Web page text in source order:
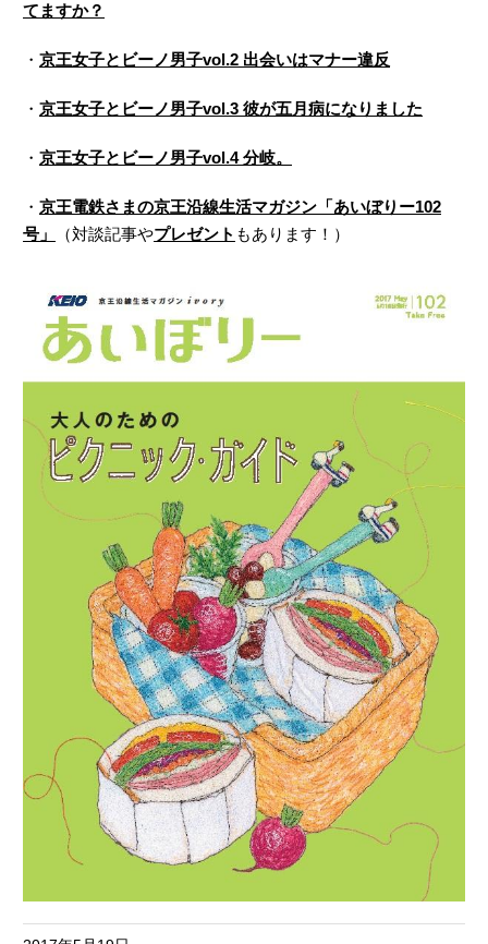
てますか？
・ 京王女子とビーノ男子vol.2 出会いはマナー違反
・ 京王女子とビーノ男子vol.3 彼が五月病になりました
・ 京王女子とビーノ男子vol.4 分岐。
・ 京王電鉄さまの京王沿線生活マガジン「あいぼりー102
号」
（対談記事やプレゼント もあります！）